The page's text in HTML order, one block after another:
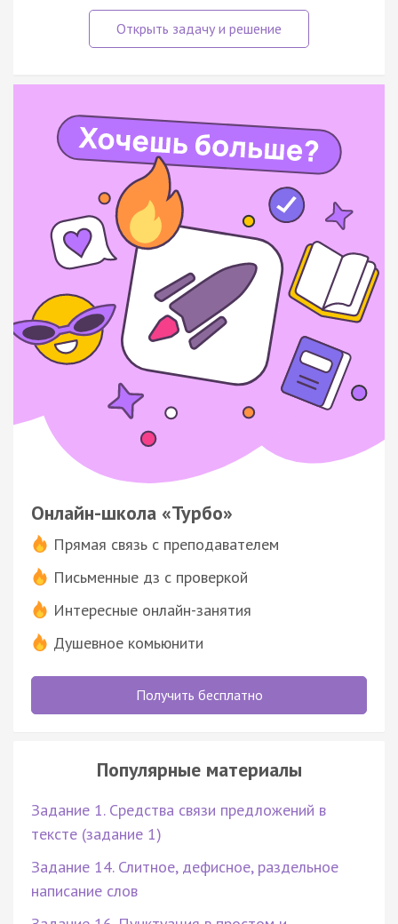
Онлайн-школа «Турбо»
Прямая связь с преподавателем
Письменные дз с проверкой
Интересные онлайн-занятия
Душевное комьюнити
Получить бесплатно
Популярные материалы
Задание 1. Средства связи предложений в
тексте (задание 1)
Задание 14. Слитное, дефисное, раздельное
написание слов